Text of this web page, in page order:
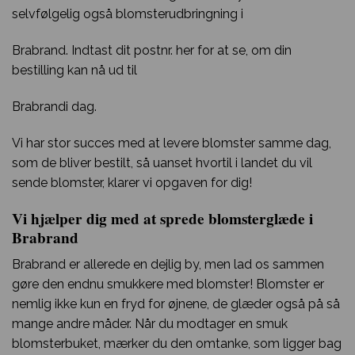
selvfølgelig også blomsterudbringning i
Brabrand. Indtast dit postnr. her for at se, om din
bestilling kan nå ud til
Brabrandi dag.
Vi har stor succes med at levere blomster samme dag,
som de bliver bestilt, så uanset hvortil i landet du vil
sende blomster, klarer vi opgaven for dig!
Vi hjælper dig med at sprede blomsterglæde i
Brabrand
Brabrand er allerede en dejlig by, men lad os sammen
gøre den endnu smukkere med blomster! Blomster er
nemlig ikke kun en fryd for øjnene, de glæder også på så
mange andre måder. Når du modtager en smuk
blomsterbuket, mærker du den omtanke, som ligger bag